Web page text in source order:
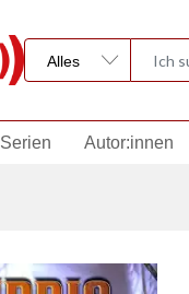
Serien Autor:innen